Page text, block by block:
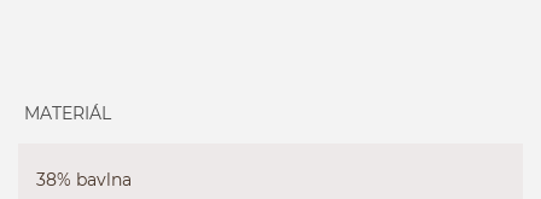
MATERIÁL
38% bavlna